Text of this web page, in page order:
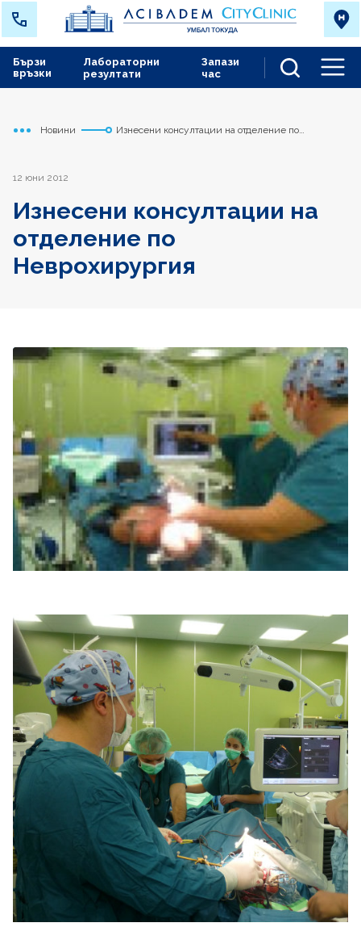
Лабораторни
резултати
Запази
час
Бързи
връзки
Начало
Токуда
Новини
Изнесени консултации на отделение по
12 юни 2012
Изнесени консултации на
отделение по
Неврохирургия